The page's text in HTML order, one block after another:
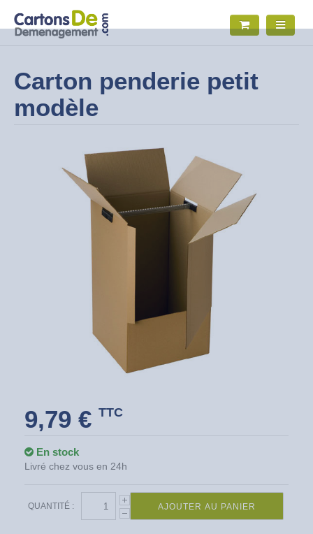
Carton penderie petit
modèle
9,79 € TTC
En stock
Livré chez vous en 24h
QUANTITÉ : AJOUTER AU PANIER